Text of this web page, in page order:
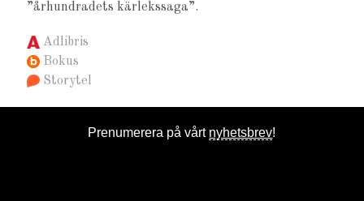
”århundradets kärlekssaga”.
Adlibris
Bokus
Storytel
Prenumerera på vårt nyhetsbrev!